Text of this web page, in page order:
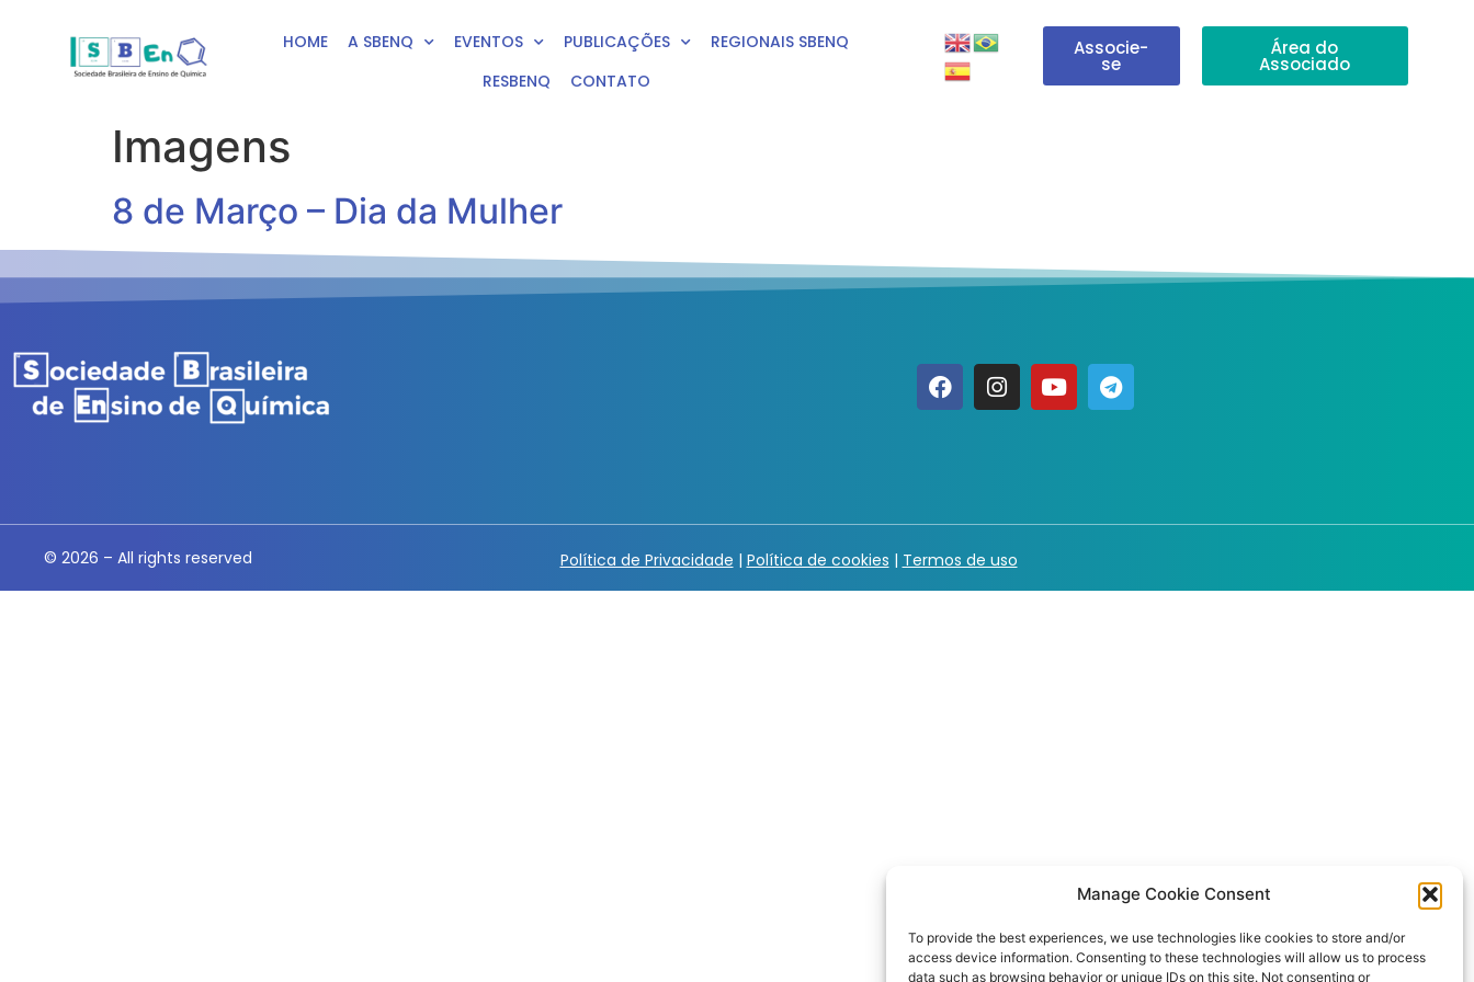
Manage Cookie Consent
To provide the best experiences, we use technologies like cookies to store and/or
access device information. Consenting to these technologies will allow us to process
data such as browsing behavior or unique IDs on this site. Not consenting or
HOME A SBENQ EVENTOS PUBLICAÇÕES
REGIONAIS SBENQ
RESBENQ
CONTATO
Associe-
se
Área do
Associado
Imagens
8 de Março – Dia da Mulher
© 2026 – All rights reserved Política de Privacidade | Política de cookies | Termos de uso